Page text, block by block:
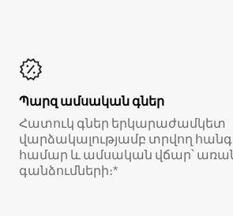
Պարզ ամսական գներ
Հատուկ գներ երկարաժամկետ
վարձակալությամբ տրվող
համար և ամսական վճար՝
գանձումների։*